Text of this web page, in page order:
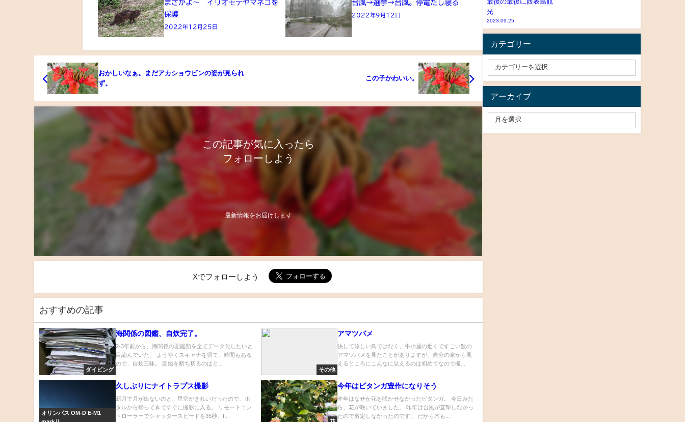
まさかよ～ イリオモテヤマネコを
保護
2022年12月25日
台風→選挙→台風。停電だし寝る
2022年9月12日
おかしいなぁ。まだアカショウビンの姿が見られ
ず。
この子かわいい。
この記事が気に入ったら
フォローしよう
最新情報をお届けします
Xでフォローしよう
おすすめの記事
ダイビング
海関係の図鑑、自炊完了。
2-3年前から、海関係の図鑑類を全てデータ化したいと
目論んでいた。 ようやくスキャナを得て、時間もある
ので、自炊三昧。 図鑑を断ち切るのはと...
その他
アマツバメ
決して珍しい鳥ではなく、牛小屋の近くですごい数の
アマツバメを見たことがありますが、自分の家から見
えるところにこんなに見えるのは初めてなので撮...
オリンパス OM-D E-M1
久しぶりにナイトラプス撮影
新月で月が出ないのと、星空がきれいだったので、ホ
タルから帰ってきてすぐに撮影に入る。 リモートコン
トローラーでシャッタースピードを35秒。I...
今年はピタンガ豊作になりそう
昨年はなぜか花を咲かせなかったピタンガ。 今日みた
ら、花が咲いていました。 昨年は台風が直撃しなかっ
たので剪定しなかったのです。 だから木も...
光
2023.09.25
カテゴリー
アーカイブ